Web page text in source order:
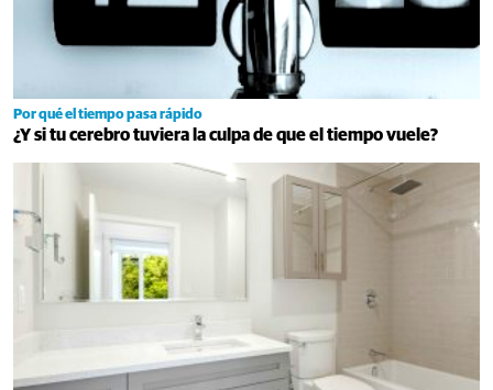
Por qué el tiempo pasa rápido
¿Y si tu cerebro tuviera la culpa de que el tiempo vuele?